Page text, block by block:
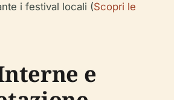
i festival locali (Scopri le
e